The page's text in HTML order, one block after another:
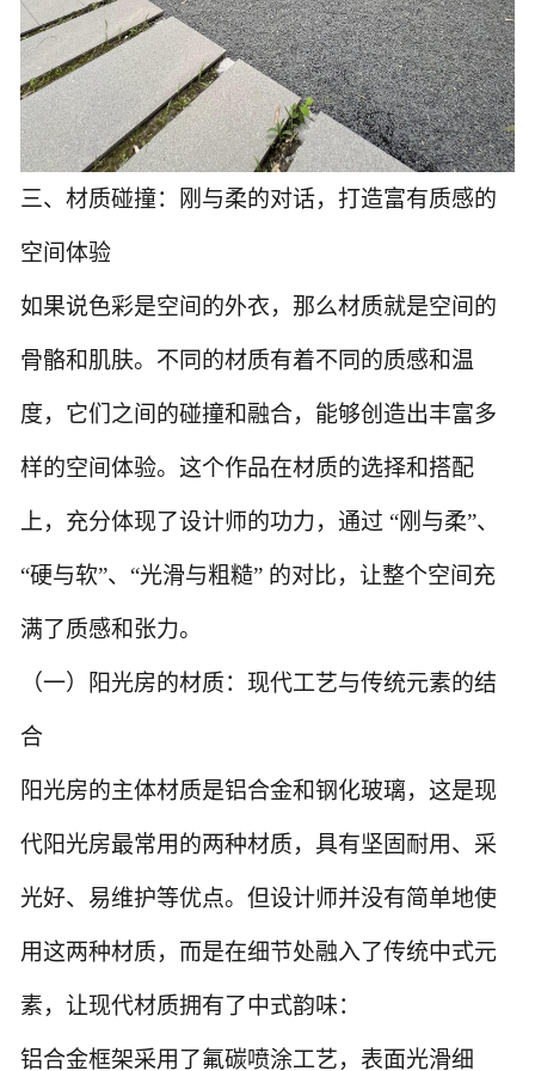
三、材质碰撞：刚与柔的对话，打造富有质感的
空间体验
如果说色彩是空间的外衣，那么材质就是空间的
骨骼和肌肤。不同的材质有着不同的质感和温
度，它们之间的碰撞和融合，能够创造出丰富多
样的空间体验。这个作品在材质的选择和搭配
上，充分体现了设计师的功力，通过 “刚与柔”、
“硬与软”、“光滑与粗糙” 的对比，让整个空间充
满了质感和张力。
（一）阳光房的材质：现代工艺与传统元素的结
合
阳光房的主体材质是铝合金和钢化玻璃，这是现
代阳光房最常用的两种材质，具有坚固耐用、采
光好、易维护等优点。但设计师并没有简单地使
用这两种材质，而是在细节处融入了传统中式元
素，让现代材质拥有了中式韵味：
铝合金框架采用了氟碳喷涂工艺，表面光滑细